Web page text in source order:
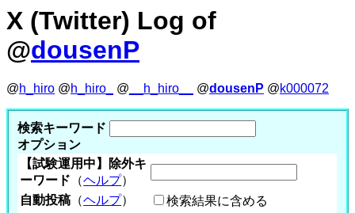
X (Twitter) Log of
@dousenP
@h_hiro @h_hiro_ @ __h_hiro__ @dousenP @k000072
検索キーワード
オプション
【試験運用中】除外キ
ーワード （ヘルプ）
自動投稿 （ヘルプ） 検索結果に含める